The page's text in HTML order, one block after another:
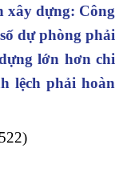
xây dựng: Công
dự phòng phải
lớn hơn chi
lệch phải hoàn